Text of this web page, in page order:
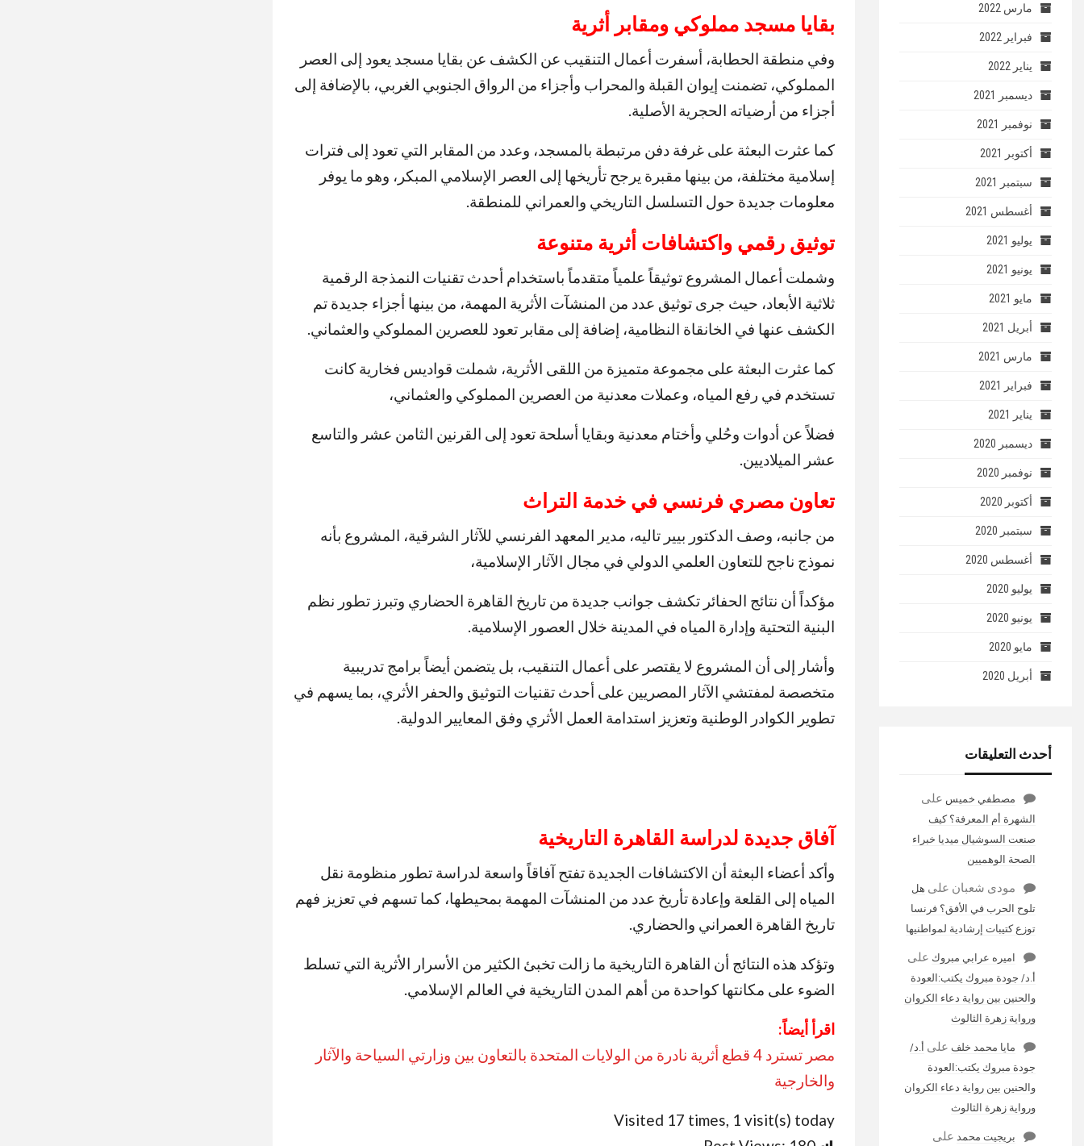
بقايا مسجد مملوكي ومقابر أثرية
وفي منطقة الحطابة، أسفرت أعمال التنقيب عن الكشف عن بقايا مسجد يعود إلى العصر
المملوكي، تضمنت إيوان القبلة والمحراب وأجزاء من الرواق الجنوبي الغربي، بالإضافة إلى
أجزاء من أرضياته الحجرية الأصلية.
كما عثرت البعثة على غرفة دفن مرتبطة بالمسجد، وعدد من المقابر التي تعود إلى فترات
إسلامية مختلفة، من بينها مقبرة يرجح تأريخها إلى العصر الإسلامي المبكر، وهو ما يوفر
معلومات جديدة حول التسلسل التاريخي والعمراني للمنطقة.
توثيق رقمي واكتشافات أثرية متنوعة
وشملت أعمال المشروع توثيقاً علمياً متقدماً باستخدام أحدث تقنيات النمذجة الرقمية
ثلاثية الأبعاد، حيث جرى توثيق عدد من المنشآت الأثرية المهمة، من بينها أجزاء جديدة تم
الكشف عنها في الخانقاة النظامية، إضافة إلى مقابر تعود للعصرين المملوكي والعثماني.
كما عثرت البعثة على مجموعة متميزة من اللقى الأثرية، شملت قواديس فخارية كانت
تستخدم في رفع المياه، وعملات معدنية من العصرين المملوكي والعثماني،
فضلاً عن أدوات وحُلي وأختام معدنية وبقايا أسلحة تعود إلى القرنين الثامن عشر والتاسع
عشر الميلاديين.
تعاون مصري فرنسي في خدمة التراث
من جانبه، وصف الدكتور بيير تاليه، مدير المعهد الفرنسي للآثار الشرقية، المشروع بأنه
نموذج ناجح للتعاون العلمي الدولي في مجال الآثار الإسلامية،
مؤكداً أن نتائج الحفائر تكشف جوانب جديدة من تاريخ القاهرة الحضاري وتبرز تطور نظم
البنية التحتية وإدارة المياه في المدينة خلال العصور الإسلامية.
وأشار إلى أن المشروع لا يقتصر على أعمال التنقيب، بل يتضمن أيضاً برامج تدريبية
متخصصة لمفتشي الآثار المصريين على أحدث تقنيات التوثيق والحفر الأثري، بما يسهم في
تطوير الكوادر الوطنية وتعزيز استدامة العمل الأثري وفق المعايير الدولية.
آفاق جديدة لدراسة القاهرة التاريخية
وأكد أعضاء البعثة أن الاكتشافات الجديدة تفتح آفاقاً واسعة لدراسة تطور منظومة نقل
المياه إلى القلعة وإعادة تأريخ عدد من المنشآت المهمة بمحيطها، كما تسهم في تعزيز فهم
تاريخ القاهرة العمراني والحضاري.
وتؤكد هذه النتائج أن القاهرة التاريخية ما زالت تخبئ الكثير من الأسرار الأثرية التي تسلط
الضوء على مكانتها كواحدة من أهم المدن التاريخية في العالم الإسلامي.
اقرأ أيضاً:
مصر تسترد 4 قطع أثرية نادرة من الولايات المتحدة بالتعاون بين وزارتي السياحة والآثار
والخارجية
Visited 17 times, 1 visit(s) today
مارس 2022
فبراير 2022
يناير 2022
ديسمبر 2021
نوفمبر 2021
أكتوبر 2021
سبتمبر 2021
أغسطس 2021
يوليو 2021
يونيو 2021
مايو 2021
أبريل 2021
مارس 2021
فبراير 2021
يناير 2021
ديسمبر 2020
نوفمبر 2020
أكتوبر 2020
سبتمبر 2020
أغسطس 2020
يوليو 2020
يونيو 2020
مايو 2020
أبريل 2020
أحدث التعليقات
مصطفي خميس على
الشهرة أم المعرفة؟ كيف
صنعت السوشيال ميديا خبراء
الصحة الوهميين
مودى شعبان على هل
تلوح الحرب في الأفق؟ فرنسا
توزع كتيبات إرشادية لمواطنيها
اميره عرابي مبروك على
أ.د/ جودة مبروك يكتب:العودة
والحنين بين رواية دعاء الكروان
ورواية زهرة الثالوث
مايا محمد خلف على أ.د/
جودة مبروك يكتب:العودة
والحنين بين رواية دعاء الكروان
ورواية زهرة الثالوث
بريجيت محمدعلى